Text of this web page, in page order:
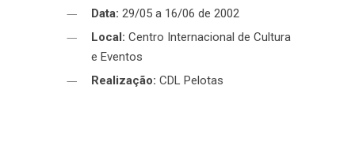
Data: 29/05 a 16/06 de 2002
Local: Centro Internacional de Cultura
e Eventos
Realização: CDL Pelotas